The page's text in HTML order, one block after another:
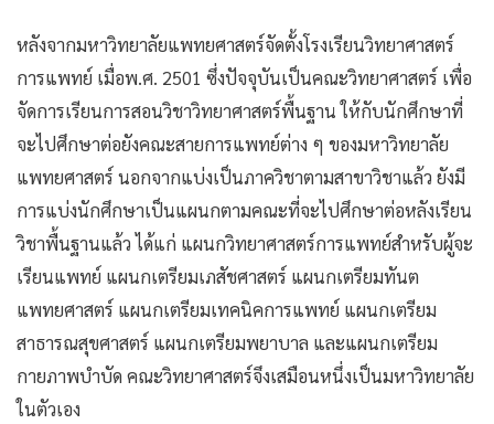
หลังจากมหาวิทยาลัยแพทยศาสตร์จัดตั้งโรงเรียนวิทยาศาสตร์
การแพทย์ เมื่อพ.ศ. 2501 ซึ่งปัจจุบันเป็นคณะวิทยาศาสตร์ เพื่อ
จัดการเรียนการสอนวิชาวิทยาศาสตร์พื้นฐาน ให้กับนักศึกษาที่
จะไปศึกษาต่อยังคณะสายการแพทย์ต่าง ๆ ของมหาวิทยาลัย
แพทยศาสตร์ นอกจากแบ่งเป็นภาควิชาตามสาขาวิชาแล้ว ยังมี
การแบ่งนักศึกษาเป็นแผนกตามคณะที่จะไปศึกษาต่อหลังเรียน
วิชาพื้นฐานแล้ว ได้แก่ แผนกวิทยาศาสตร์การแพทย์สำหรับผู้จะ
เรียนแพทย์ แผนกเตรียมเภสัชศาสตร์ แผนกเตรียมทันต
แพทยศาสตร์ แผนกเตรียมเทคนิคการแพทย์ แผนกเตรียม
สาธารณสุขศาสตร์ แผนกเตรียมพยาบาล และแผนกเตรียม
กายภาพบำบัด คณะวิทยาศาสตร์จึงเสมือนหนึ่งเป็นมหาวิทยาลัย
ในตัวเอง